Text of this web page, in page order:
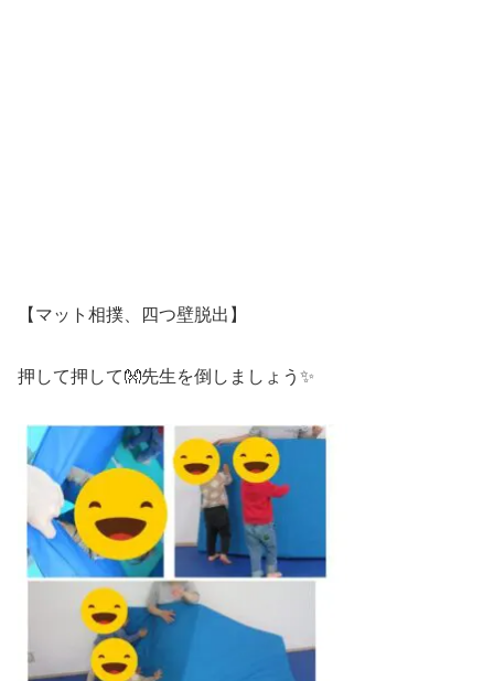
【マット相撲、四つ壁脱出】
押して押して👐先生を倒しましょう✨